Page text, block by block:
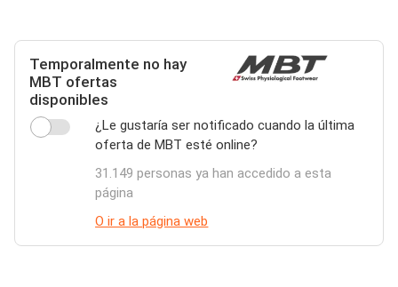
Temporalmente no hay
MBT ofertas
disponibles
¿Le gustaría ser notificado cuando la última
oferta de MBT esté online?
31.149 personas ya han accedido a esta
página
O ir a la página web